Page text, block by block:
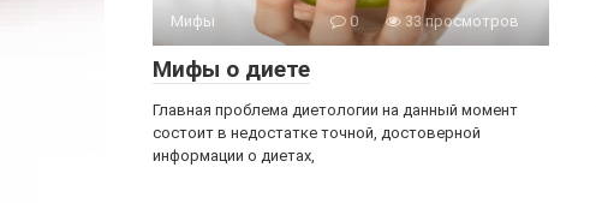
Мифы 0 33 просмотров
Мифы о диете
Главная проблема диетологии на данный момент
состоит в недостатке точной, достоверной
информации о диетах,